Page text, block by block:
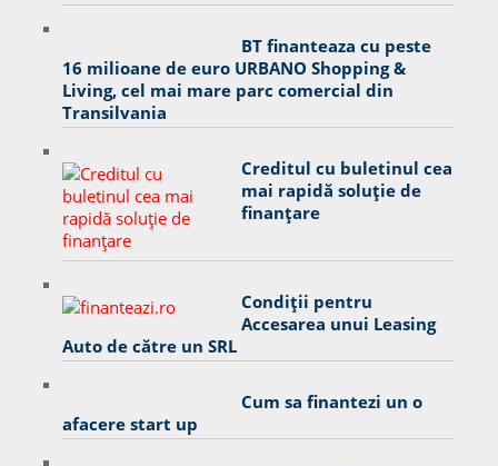
BT finanteaza cu peste
16 milioane de euro URBANO Shopping &
Living, cel mai mare parc comercial din
Transilvania
Creditul cu buletinul cea
mai rapidă soluție de
finanțare
Condiții pentru
Accesarea unui Leasing
Auto de către un SRL
Cum sa finantezi un o
afacere start up